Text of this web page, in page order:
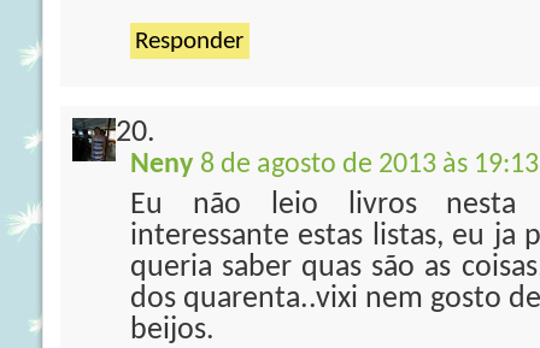
Responder
Neny 8 de agosto de 2013 às 19:13
Eu não leio livros nesta
interessante estas listas, eu ja
queria saber quas são as
dos quarenta..vixi nem gosto
beijos.